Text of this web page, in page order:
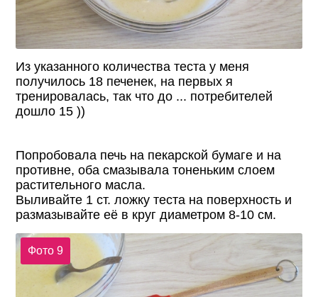
Из указанного количества теста у меня
получилось 18 печенек, на первых я
тренировалась, так что до ... потребителей
дошло 15 ))
Попробовала печь на пекарской бумаге и на
противне, оба смазывала тоненьким слоем
растительного масла.
Выливайте 1 ст. ложку теста на поверхность и
размазывайте её в круг диаметром 8-10 см.
Фото 9